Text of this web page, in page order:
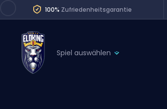
100% Zufriedenheitsgarantie
Spiel auswählen